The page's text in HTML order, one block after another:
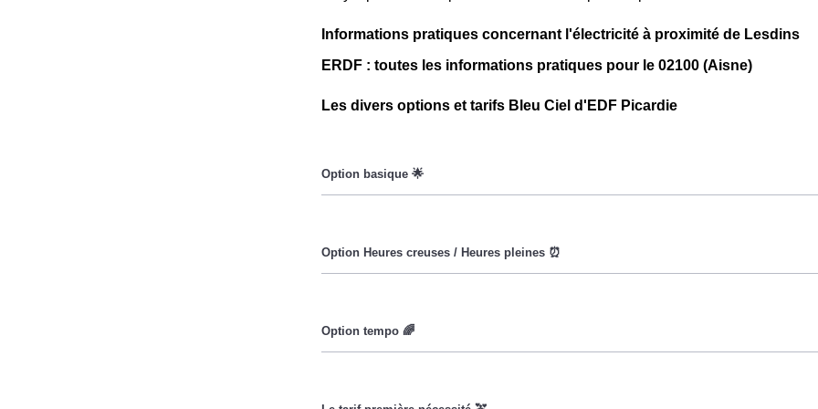
Informations pratiques concernant l'électricité à proximité de Lesdins
ERDF : toutes les informations pratiques pour le 02100 (Aisne)
Les divers options et tarifs Bleu Ciel d'EDF Picardie